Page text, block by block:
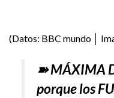
(Datos: BBC mundo │
➽ MÁXIMA
porque los